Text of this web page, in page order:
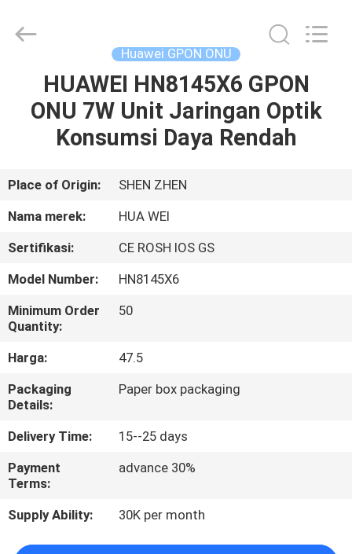
RUMAH
PRODUK
TENTANG
KAMI
TUR
PABRIK
KONTROL
KUALITAS
HUBUNGI
KAMI
PERMINTAAN
PENAWARAN
LIMITED.
Huawei GPON ONU
HUAWEI HN8145X6 GPON
ONU 7W Unit Jaringan Optik
Konsumsi Daya Rendah
Place of Origin:
SHEN ZHEN
Nama merek:
HUA WEI
Sertifikasi:
CE ROSH IOS GS
Model Number:
HN8145X6
Minimum Order
Quantity:
50
Harga:
47.5
Packaging
Details:
Paper box packaging
Delivery Time:
15--25 days
Payment
Terms:
advance 30%
Supply Ability: 30K per month